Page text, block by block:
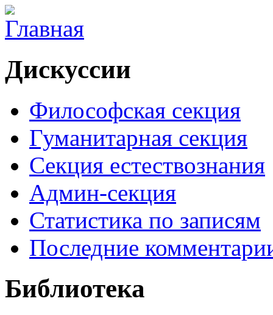
Дискуссии
Философская секция
Гуманитарная секция
Секция естествознания
Админ-секция
Статистика по записям
Последние
Библиотека